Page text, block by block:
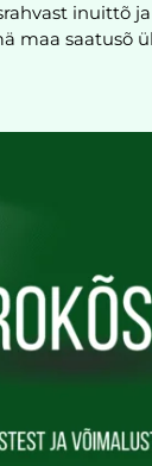
inuittõ
maa saatusõ